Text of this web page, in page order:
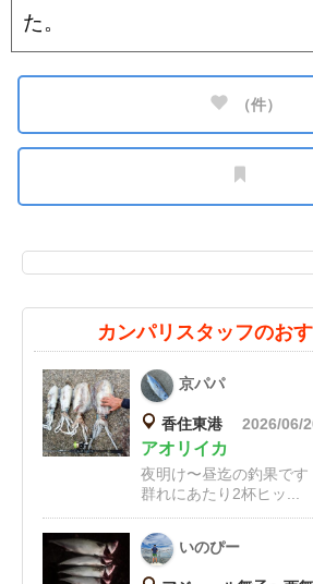
た。
（件）
カンパリスタッフのお
京パパ
香住東港 2026/06/
アオリイカ
夜明け〜昼迄の釣果で
群れにあたり2杯ヒッ...
いのぴー